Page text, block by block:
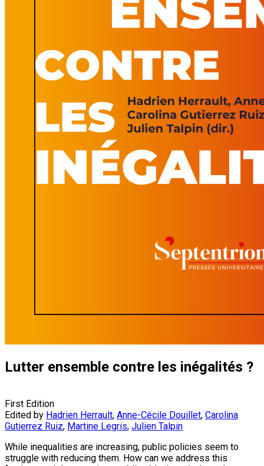
Lutter ensemble contre les inégalités ?
First Edition
Edited by Hadrien Herrault, Anne-Cécile Douillet, Carolina
Gutierrez Ruiz, Martine Legris, Julien Talpin
While inequalities are increasing, public policies seem to
struggle with reducing them. How can we address this